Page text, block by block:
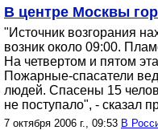
В центре Москвы
"Источник возгорания
возник около 09:00.
На четвертом и пятом
Пожарные-спасатели
людей. Спасены 15
не поступало", - сказал
7 октября 2006 г., 09:53 В